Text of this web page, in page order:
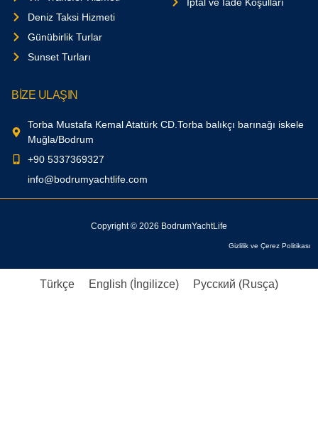
Deniz Taksi Hizmeti
Günübirlik Turlar
Sunset Turları
BİZE ULAŞIN
Torba Mustafa Kemal Atatürk CD.Torba balıkçı barınağı iskele
Muğla/Bodrum
+90 5337369327
info@bodrumyachtlife.com
Copyright © 2026 BodrumYachtLife
Gizlilik ve Çerez Politikası
Türkçe English ( İngilizce) Русский (Rusça)